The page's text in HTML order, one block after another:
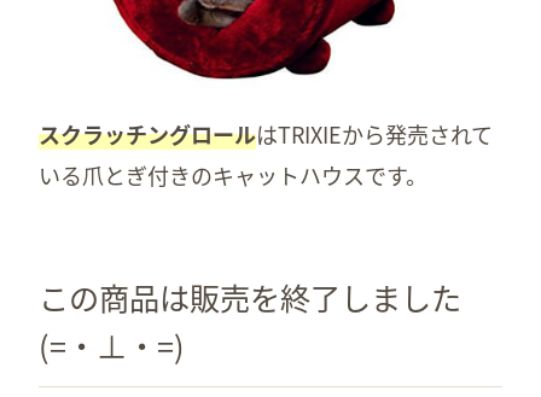
スクラッチングロールはTRIXIEから発売されて
いる爪とぎ付きのキャットハウスです。
この商品は販売を終了しました
(=・⊥・=)